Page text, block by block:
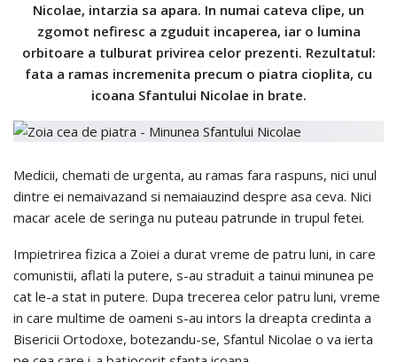
Nicolae, intarzia sa apara. In numai cateva clipe, un
zgomot nefiresc a zguduit incaperea, iar o lumina
orbitoare a tulburat privirea celor prezenti. Rezultatul:
fata a ramas incremenita precum o piatra cioplita, cu
icoana Sfantului Nicolae in brate.
Medicii, chemati de urgenta, au ramas fara raspuns, nici unul
dintre ei nemaivazand si nemaiauzind despre asa ceva. Nici
macar acele de seringa nu puteau patrunde in trupul fetei.
Impietrirea fizica a Zoiei a durat vreme de patru luni, in care
comunistii, aflati la putere, s-au straduit a tainui minunea pe
cat le-a stat in putere. Dupa trecerea celor patru luni, vreme
in care multime de oameni s-au intors la dreapta credinta a
Bisericii Ortodoxe, botezandu-se, Sfantul Nicolae o va ierta